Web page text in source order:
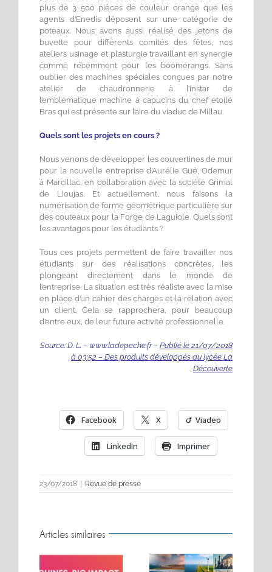
plus de 3 500 pièces de couleur orange que les
agents d’Enedis déposent sur une catégorie de
poteaux. Nous avons aussi réalisé des jetons de
buvette pour différents comités des fêtes, nos
ateliers usinage et plasturgie travaillant en synergie
comme récemment pour les boomerangs. Sans
oublier des machines spéciales conçues par notre
atelier de chaudronnerie à l’instar de
l’emblématique machine à capucins du chef étoilé
Bras qui est présente sur l’aire du viaduc de Millau.
Quels sont les projets en cours ?
Nous venons de développer les couvertines de mur
pour la nouvelle entreprise d’Aurélie Gué, Odemur
à Marcillac, en collaboration avec la société Grimal
de Lioujas. Et actuellement, nous faisons la
numérisation de forme géométrique particulière sur
des couteaux pour la Forge de Laguiole. Quels sont
les avantages pour les étudiants ?
Tous ces projets permettent de faire travailler nos
étudiants sur des réalisations concrètes, les
plongeant directement dans le monde de
l’entreprise. La situation est très réaliste avec la mise
en place d’un cahier des charges et la relation avec
un client. Cela se rapprochera, pour beaucoup
d’entre eux, de leur future activité professionnelle.
Source: D. L. – www.ladepeche.fr – Publié le 21/07/2018
à 03:52 – Des produits développés au lycée La
Découverte
Facebook X Viadeo
LinkedIn Imprimer
23/07/2018 Revue de presse
Articles similaires